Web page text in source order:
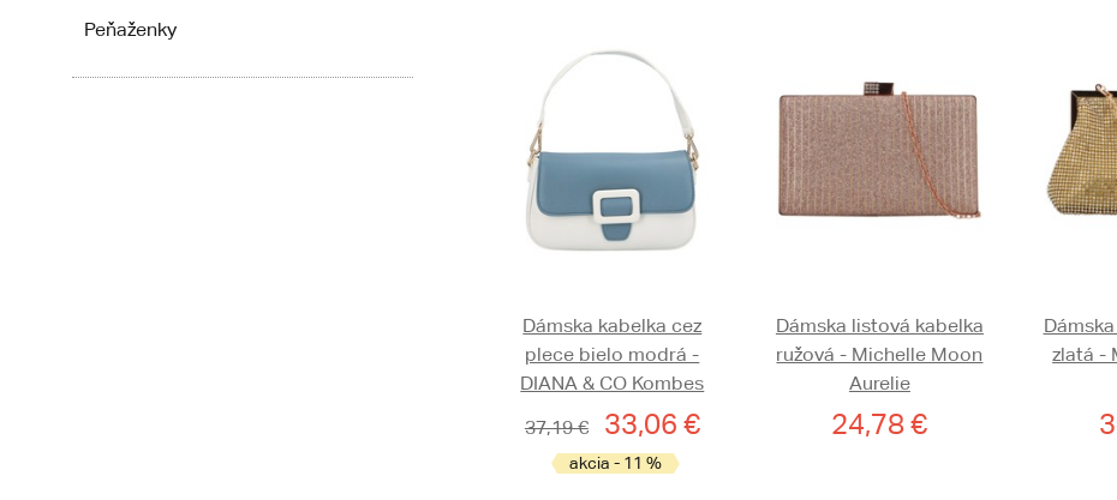
Peňaženky
Dámska kabelka cez
plece bielo modrá -
DIANA & CO Kombes
37,19 €
33,06 €
akcia - 11 %
Dámska listová kabelka
ružová - Michelle Moon
Aurelie
24,78 €
zlatá -